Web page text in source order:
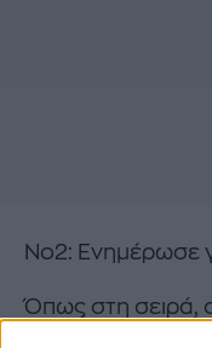
Νο2: Ενημέρωσε
Όπως στη σειρά,